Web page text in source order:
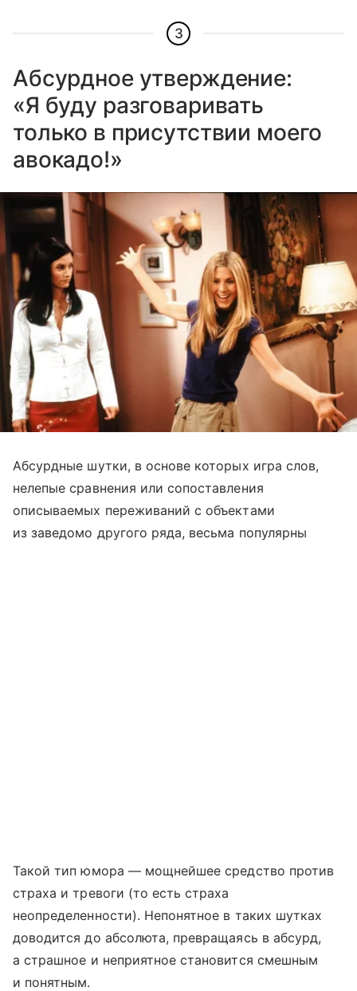
3
Абсурдное утверждение:
«Я буду разговаривать
только в присутствии моего
авокадо!»
Абсурдные шутки, в основе которых игра слов,
нелепые сравнения или сопоставления
описываемых переживаний с объектами
из заведомо другого ряда, весьма популярны
Такой тип юмора — мощнейшее средство против
страха и тревоги (то есть страха
неопределенности). Непонятное в таких шутках
доводится до абсолюта, превращаясь в абсурд,
а страшное и неприятное становится смешным
и понятным.